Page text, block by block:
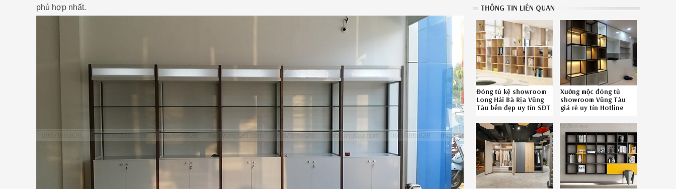
phù hợp nhất.
THÔNG TIN LIÊN QUAN
Đóng tủ kệ showroom
Long Hải Bà Rịa Vũng
Tàu bền đẹp uy tín SĐT
Xưởng mộc đóng tủ
showroom Vũng Tàu
giá rẻ uy tín Hotline